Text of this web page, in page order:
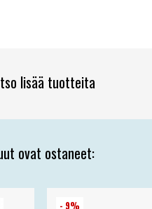
lisää tuotteita
ovat ostaneet:
- 9%